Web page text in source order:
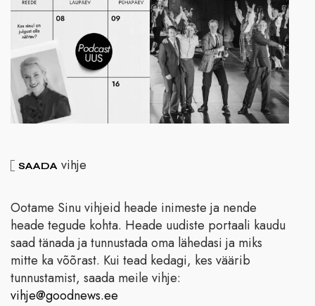
SAADA vihje
Ootame Sinu vihjeid heade inimeste ja nende
heade tegude kohta. Heade uudiste portaali kaudu
saad tänada ja tunnustada oma lähedasi ja miks
mitte ka võõrast. Kui tead kedagi, kes väärib
tunnustamist, saada meile vihje:
vihje@goodnews.ee